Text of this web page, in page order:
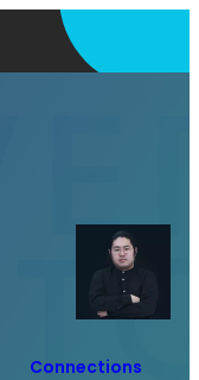
Connections